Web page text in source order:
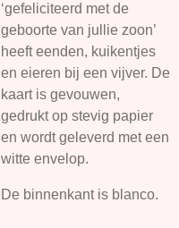
‘gefeliciteerd met de
geboorte van jullie zoon’
heeft eenden, kuikentjes
en eieren bij een vijver. De
kaart is gevouwen,
gedrukt op stevig papier
en wordt geleverd met een
witte envelop.
De binnenkant is blanco.